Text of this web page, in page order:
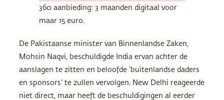
360 aanbieding: 3 maanden digitaal voor
maar 15 euro.
De Pakistaanse minister van Binnenlandse Zaken,
Mohsin Naqvi, beschuldigde India ervan achter de
aanslagen te zitten en beloofde ‘buitenlandse daders
en sponsors’ te zullen vervolgen. New Delhi reageerde
niet direct, maar heeft de beschuldigingen al eerder